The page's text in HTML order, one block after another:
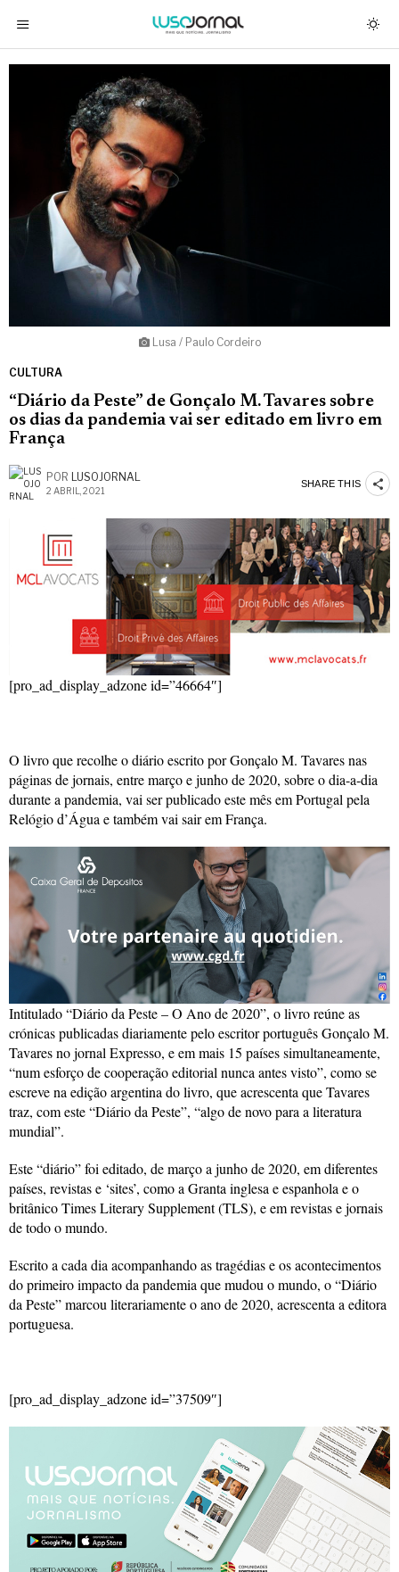
Lusa / Paulo Cordeiro
CULTURA
“Diário da Peste” de Gonçalo M. Tavares sobre
os dias da pandemia vai ser editado em livro em
França
POR LUSOJORNAL
2 ABRIL, 2021
SHARE THIS
[pro_ad_display_adzone id=”46664″]
O livro que recolhe o diário escrito por Gonçalo M. Tavares nas
páginas de jornais, entre março e junho de 2020, sobre o dia-a-dia
durante a pandemia, vai ser publicado este mês em Portugal pela
Relógio d’Água e também vai sair em França.
Intitulado “Diário da Peste – O Ano de 2020”, o livro reúne as
crónicas publicadas diariamente pelo escritor português Gonçalo M.
Tavares no jornal Expresso, e em mais 15 países simultaneamente,
“num esforço de cooperação editorial nunca antes visto”, como se
escreve na edição argentina do livro, que acrescenta que Tavares
traz, com este “Diário da Peste”, “algo de novo para a literatura
mundial”.
Este “diário” foi editado, de março a junho de 2020, em diferentes
países, revistas e ‘sites’, como a Granta inglesa e espanhola e o
britânico Times Literary Supplement (TLS), e em revistas e jornais
de todo o mundo.
Escrito a cada dia acompanhando as tragédias e os acontecimentos
do primeiro impacto da pandemia que mudou o mundo, o “Diário
da Peste” marcou literariamente o ano de 2020, acrescenta a editora
portuguesa.
[pro_ad_display_adzone id=”37509″]